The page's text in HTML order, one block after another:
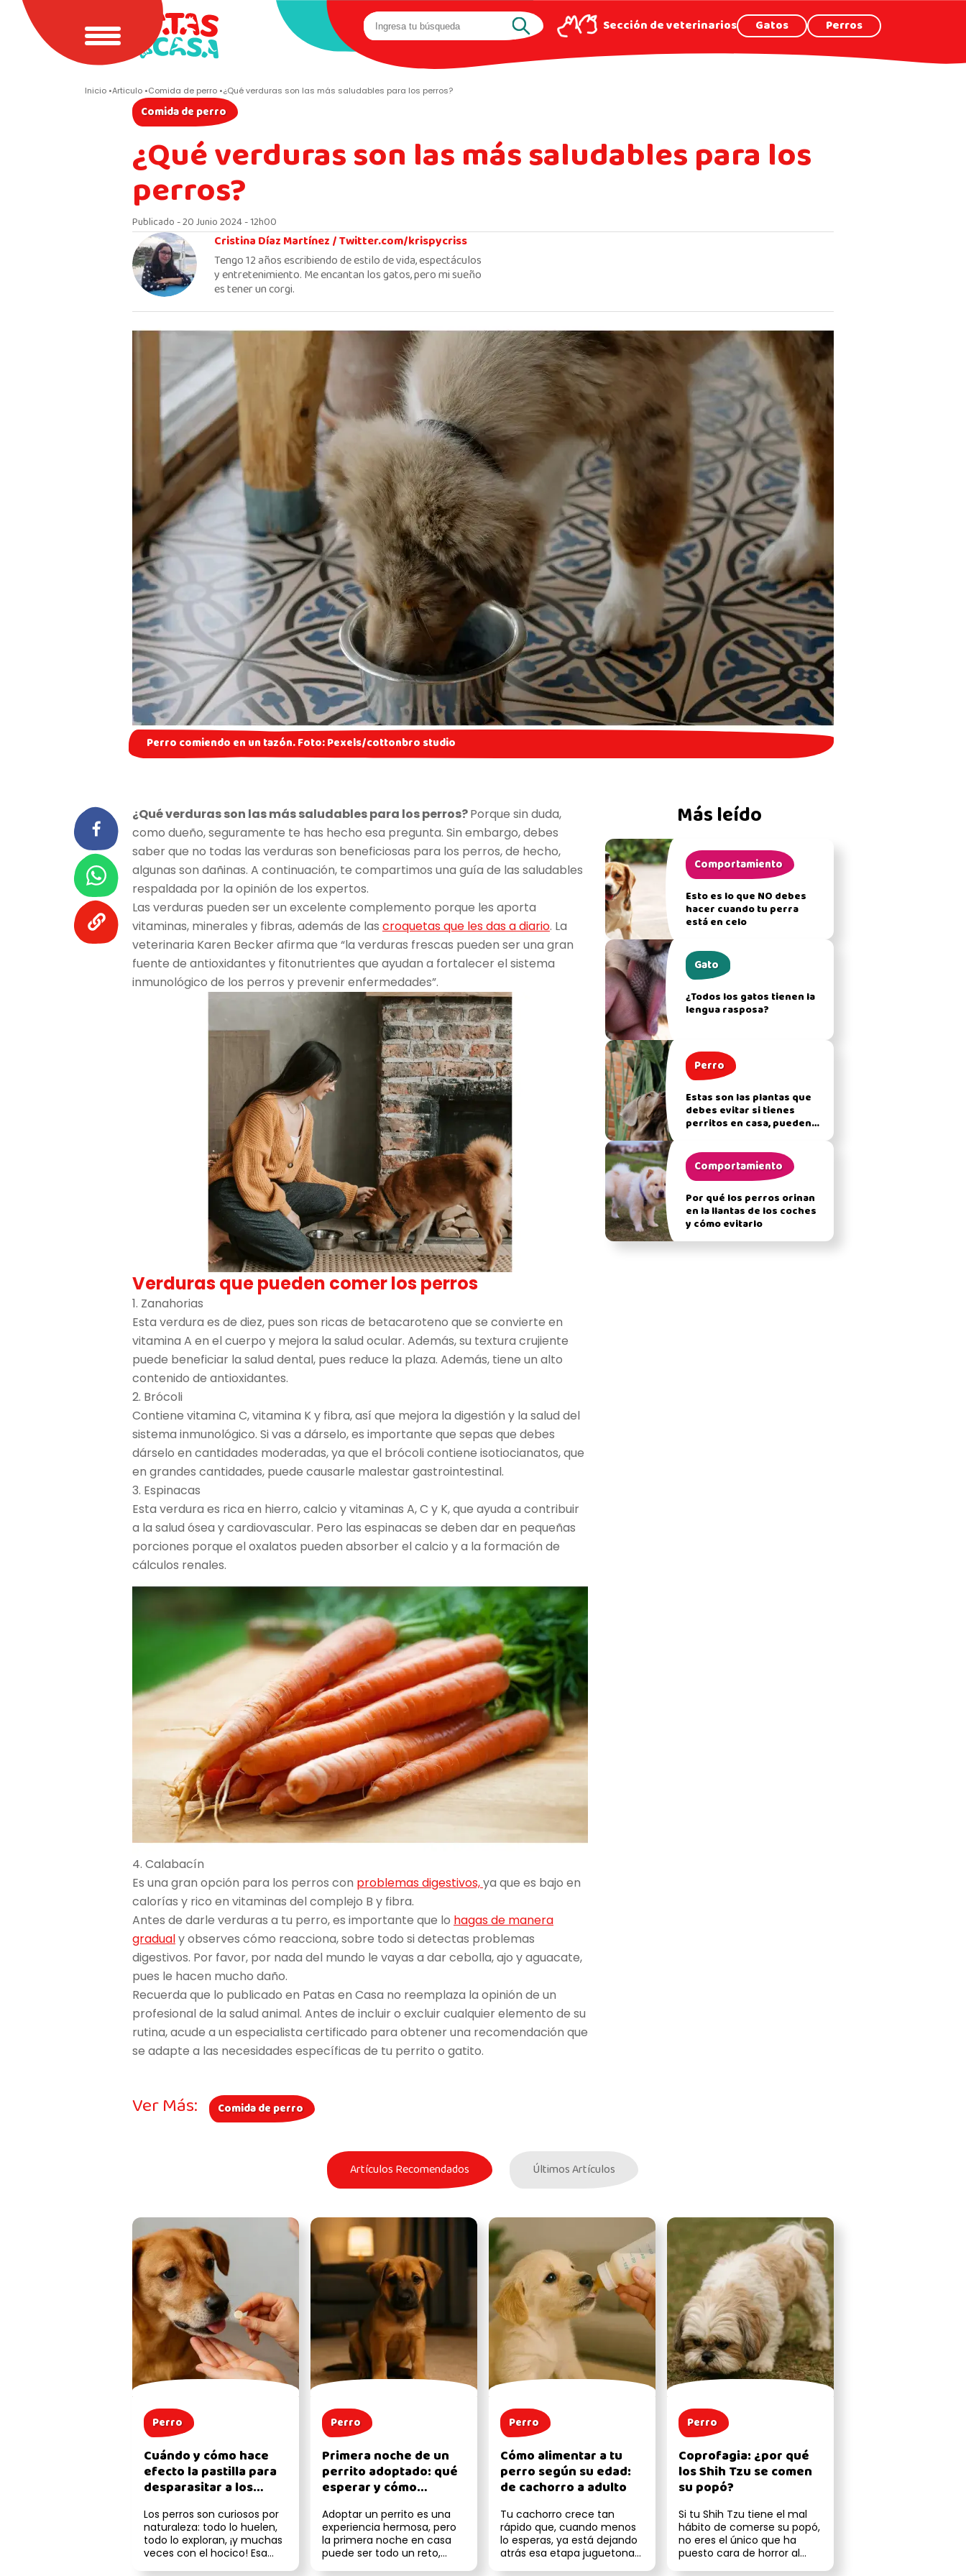
Sección de veterinarios Gatos Perros
Inicio Articulo Comida de perro ¿Qué verduras son las más saludables para los perros?
Comida de perro
¿Qué verduras son las más saludables para los
perros?
Publicado - 20 Junio 2024 - 12h00
Cristina Díaz Martínez /Twitter.com/krispycriss
Tengo 12 años escribiendo de estilo de vida, espectáculos
y entretenimiento. Me encantan los gatos, pero mi sueño
es tener un corgi.
Perro comiendo en un tazón. Foto: Pexels/cottonbro studio
¿Qué verduras son las más saludables para los perros?Porque sin duda,
como dueño, seguramente te has hecho esa pregunta. Sin embargo, debes
saber que no todas las verduras son beneficiosas para los perros, de hecho,
algunas son dañinas. A continuación, te compartimos una guía de las saludables
respaldada por la opinión de los expertos.
Las verduras pueden ser un excelente complemento porque les aporta
vitaminas, minerales y fibras, además de las croquetas que les das a diario. La
veterinaria Karen Becker afirma que “la verduras frescas pueden ser una gran
fuente de antioxidantes y fitonutrientes que ayudan a fortalecer el sistema
inmunológico de los perros y prevenir enfermedades”.
Verduras que pueden comer los perros
1. Zanahorias
Esta verdura es de diez, pues son ricas de betacaroteno que se convierte en
vitamina A en el cuerpo y mejora la salud ocular. Además, su textura crujiente
puede beneficiar la salud dental, pues reduce la plaza. Además, tiene un alto
contenido de antioxidantes.
2. Brócoli
Contiene vitamina C, vitamina K y fibra, así que mejora la digestión y la salud del
sistema inmunológico. Si vas a dárselo, es importante que sepas que debes
dárselo en cantidades moderadas, ya que el brócoli contiene isotiocianatos, que
en grandes cantidades, puede causarle malestar gastrointestinal.
3. Espinacas
Esta verdura es rica en hierro, calcio y vitaminas A, C y K, que ayuda a contribuir
a la salud ósea y cardiovascular. Pero las espinacas se deben dar en pequeñas
porciones porque el oxalatos pueden absorber el calcio y a la formación de
cálculos renales.
4. Calabacín
Es una gran opción para los perros con problemas digestivos,ya que es bajo en
calorías y rico en vitaminas del complejo B y fibra.
Antes de darle verduras a tu perro, es importante que lo hagas de manera
gradualy observes cómo reacciona, sobre todo si detectas problemas
digestivos. Por favor, por nada del mundo le vayas a dar cebolla, ajo y aguacate,
pues le hacen mucho daño.
Recuerda que lo publicado en Patas en Casa no reemplaza la opinión de un
profesional de la salud animal. Antes de incluir o excluir cualquier elemento de su
rutina, acude a un especialista certificado para obtener una recomendación que
se adapte a las necesidades específicas de tu perrito o gatito.
Más leído
Comportamiento
Esto es lo que NO debes
hacer cuando tu perra
está en celo
Gato
¿Todos los gatos tienen la
lengua rasposa?
Perro
Estas son las plantas que
debes evitar si tienes
perritos en casa, pueden
Comportamiento
Por qué los perros orinan
en la llantas de los coches
y cómo evitarlo
Ver Más: Comida de perro
Artículos Recomendados Últimos Artículos
Perro
Cuándo y cómo hace
efecto la pastilla para
desparasitar a los
Los perros son curiosos por
naturaleza: todo lo huelen,
todo lo exploran, ¡y muchas
veces con el hocico! Esa
Perro
Primera noche de un
perrito adoptado: qué
esperar y cómo
Adoptar un perrito es una
experiencia hermosa, pero
la primera noche en casa
puede ser todo un reto,
Perro
Cómo alimentar a tu
perro según su edad:
de cachorro a adulto
Tu cachorro crece tan
rápido que, cuando menos
lo esperas, ya está dejando
atrás esa etapa juguetona
Perro
Coprofagia: ¿por qué
los Shih Tzu se comen
su popó?
Si tu Shih Tzu tiene el mal
hábito de comerse su popó,
no eres el único que ha
puesto cara de horror al